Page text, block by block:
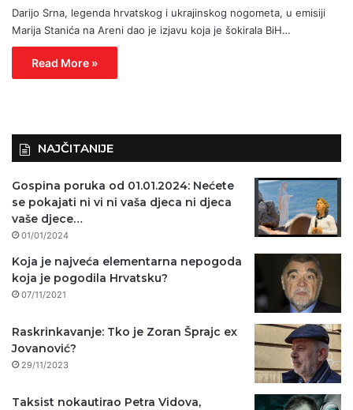
Darijo Srna, legenda hrvatskog i ukrajinskog nogometa, u emisiji
Marija Stanića na Areni dao je izjavu koja je šokirala BiH…
Read More »
NAJČITANIJE
Gospina poruka od 01.01.2024: Nećete
se pokajati ni vi ni vaša djeca ni djeca
vaše djece…
01/01/2024
Koja je najveća elementarna nepogoda
koja je pogodila Hrvatsku?
07/11/2021
Raskrinkavanje: Tko je Zoran Šprajc ex
Jovanović?
29/11/2023
Taksist nokautirao Petra Vidova,